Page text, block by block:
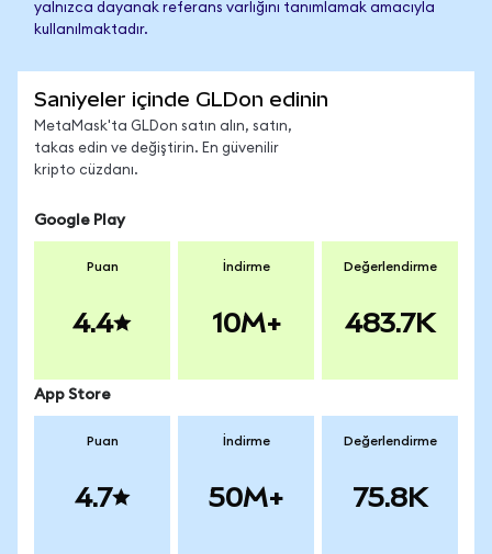
yalnızca dayanak referans varlığını tanımlamak amacıyla
kullanılmaktadır.
Saniyeler içinde GLDon edinin
MetaMask'ta GLDon satın alın, satın,
takas edin ve değiştirin. En güvenilir
kripto cüzdanı.
Google Play
Puan
4.4
İndirme
10M+
Değerlendirme
483.7K
App Store
Puan
4.7
İndirme
50M+
Değerlendirme
75.8K